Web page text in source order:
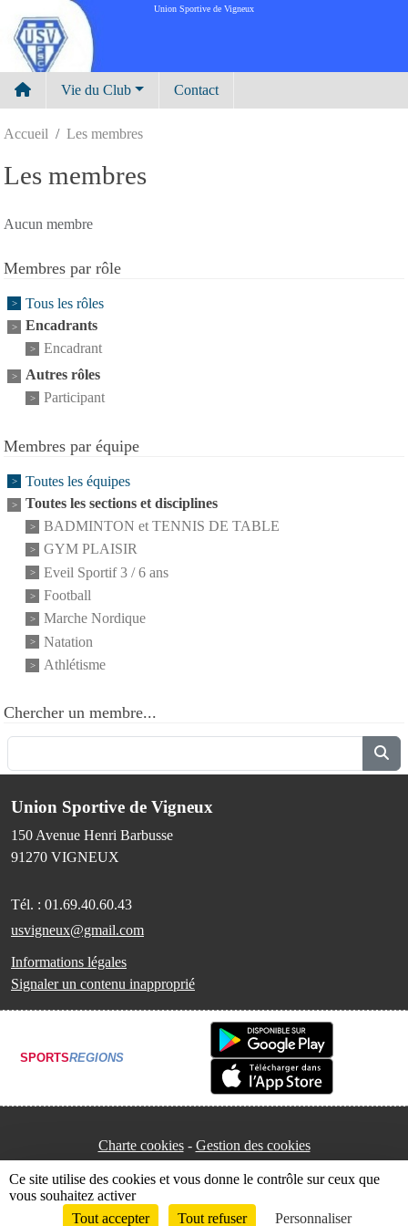
Union Sportive de Vigneux
Vie du Club Contact
Accueil Les membres
Les membres
Aucun membre
Membres par rôle
Tous les rôles
Encadrants
Encadrant
Autres rôles
Participant
Membres par équipe
Toutes les équipes
Toutes les sections et disciplines
BADMINTON et TENNIS DE TABLE
GYM PLAISIR
Eveil Sportif 3 / 6 ans
Football
Marche Nordique
Natation
Athlétisme
Chercher un membre...
Union Sportive de Vigneux
150 Avenue Henri Barbusse
91270 VIGNEUX
Tél. : 01.69.40.60.43
usvigneux@gmail.com
Informations légales
Signaler un contenu inapproprié
SPORTSREGIONS
Charte cookies Gestion des cookies
Envie de participer ? Connexion
Panneau de gestion des cookies
Ce site utilise des cookies et vous donne le contrôle sur ceux que
vous souhaitez activer
Tout accepter
Tout refuser Personnaliser